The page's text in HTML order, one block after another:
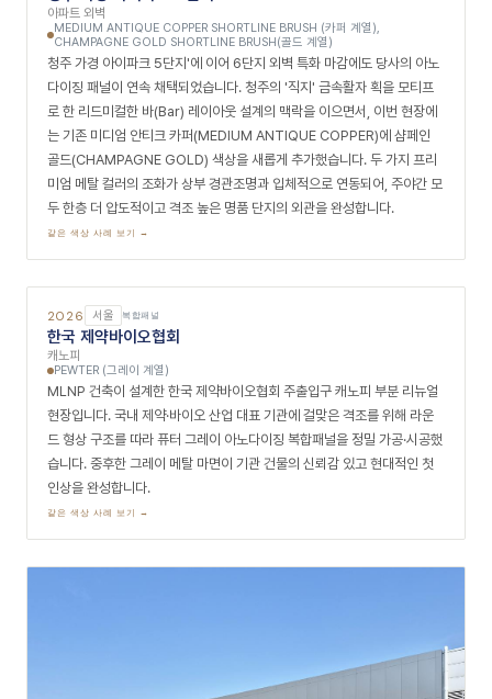
2026 충북 복합패널
청주 가경 아이파크 5단지'에 이어 6단지 외벽 특화 마감에도 당사의 아노
다이징 패널이 연속 채택되었습니다. 청주의 '직지' 금속활자 획을 모티프